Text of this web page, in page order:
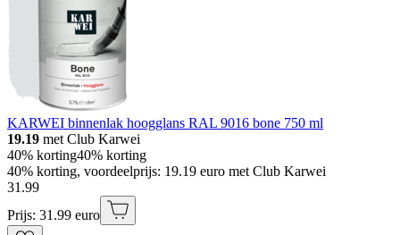
KARWEI binnenlak hoogglans RAL 9016 bone 750 ml
19.19 met Club Karwei
40% korting40% korting
40% korting, voordeelprijs: 19.19 euro met Club Karwei
31 .99
Prijs: 31.99 euro